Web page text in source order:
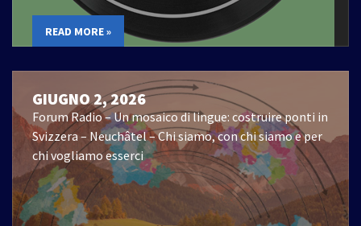
READ MORE »
GIUGNO 2, 2026
Forum Radio – Un mosaico di lingue: costruire ponti in
Svizzera – Neuchâtel – Chi siamo, con chi siamo e per
chi vogliamo esserci